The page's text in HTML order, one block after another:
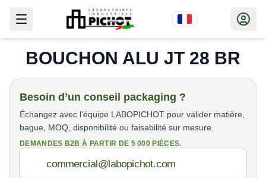
BOUCHON ALU JT 28 BR
Besoin d’un conseil packaging ?
Échangez avec l’équipe LABOPICHOT pour valider matière,
bague, MOQ, disponibilité ou faisabilité sur mesure.
DEMANDES B2B À PARTIR DE 5 000 PIÈCES.